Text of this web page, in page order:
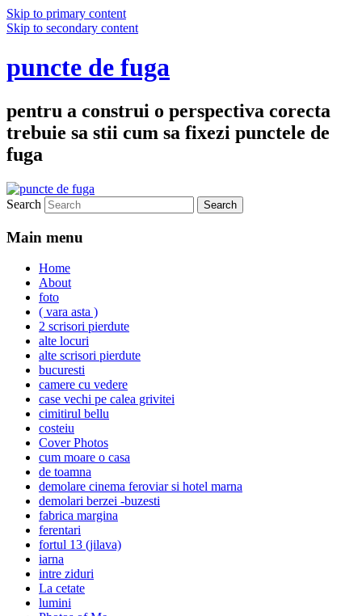
Skip to primary content
Skip to secondary content
puncte de fuga
pentru a construi o perspectiva corecta
trebuie sa stii cum sa fixezi punctele de
fuga
Search
Main menu
Home
About
foto
( vara asta )
2 scrisori pierdute
alte locuri
alte scrisori pierdute
bucuresti
camere cu vedere
case vechi pe calea grivitei
cimitirul bellu
costeiu
Cover Photos
cum moare o casa
de toamna
demolare cinema feroviar si hotel marna
demolari berzei -buzesti
fabrica margina
ferentari
fortul 13 (jilava)
iarna
intre ziduri
La cetate
lumini